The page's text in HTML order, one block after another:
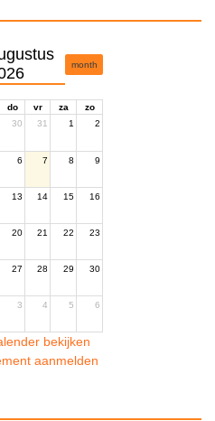
month
do vr za
zo
30 31 1 2
6 7 8 9
13 14 15 16
20 21 22 23
27 28 29 30
3 4 5 6
bekijken
aanmelden